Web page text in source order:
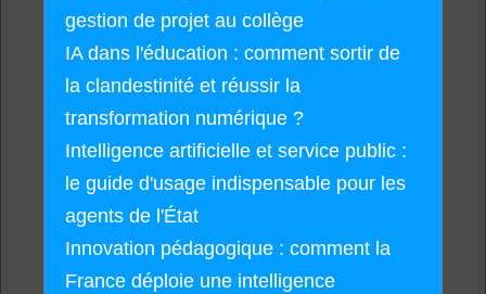
gestion de projet au collège
IA dans l'éducation : comment sortir de
la clandestinité et réussir la
transformation numérique ?
Intelligence artificielle et service public :
le guide d'usage indispensable pour les
agents de l'État
Innovation pédagogique : comment la
France déploie une intelligence